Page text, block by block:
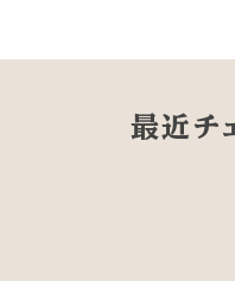
最近チ